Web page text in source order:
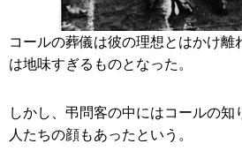
コールの葬儀は彼の理想とはかけ離
は地味すぎるものとなった。
しかし、弔問客の中にはコールの知
人たちの顔もあったという。